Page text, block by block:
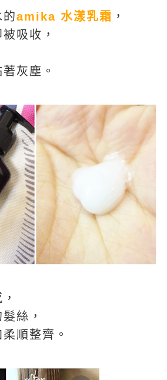
amika 水漾乳霜 ，
吸收，
灰塵。
絲，
順整齊。